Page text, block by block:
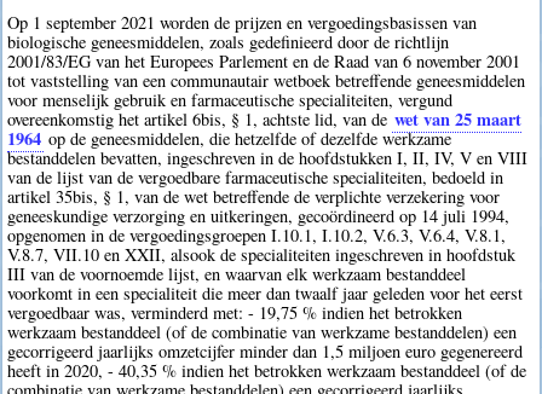
Op 1 september 2021 worden de prijzen en vergoedingsbasissen van
biologische geneesmiddelen, zoals gedefinieerd door de richtlijn
2001/83/EG van het Europees Parlement en de Raad van 6 november 2001
tot vaststelling van een communautair wetboek betreffende geneesmiddelen
voor menselijk gebruik en farmaceutische specialiteiten, vergund
overeenkomstig het artikel 6bis, § 1, achtste lid, van de wet van 25 maart
1964 op de geneesmiddelen, die hetzelfde of dezelfde werkzame
bestanddelen bevatten, ingeschreven in de hoofdstukken I, II, IV, V en VIII
van de lijst van de vergoedbare farmaceutische specialiteiten, bedoeld in
artikel 35bis, § 1, van de wet betreffende de verplichte verzekering voor
geneeskundige verzorging en uitkeringen, gecoördineerd op 14 juli 1994,
opgenomen in de vergoedingsgroepen I.10.1, I.10.2, V.6.3, V.6.4, V.8.1,
V.8.7, VII.10 en XXII, alsook de specialiteiten ingeschreven in hoofdstuk
III van de voornoemde lijst, en waarvan elk werkzaam bestanddeel
voorkomt in een specialiteit die meer dan twaalf jaar geleden voor het eerst
vergoedbaar was, verminderd met: - 19,75 % indien het betrokken
werkzaam bestanddeel (of de combinatie van werkzame bestanddelen) een
gecorrigeerd jaarlijks omzetcijfer minder dan 1,5 miljoen euro gegenereerd
heeft in 2020, - 40,35 % indien het betrokken werkzaam bestanddeel (of de